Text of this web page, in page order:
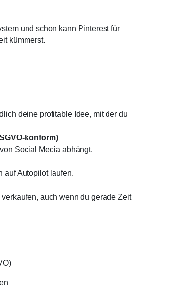
und schon kann Pinterest für
kümmerst.
deine profitable Idee, mit der du
konform)
Social Media abhängt.
auf Autopilot laufen.
auch wenn du gerade Zeit